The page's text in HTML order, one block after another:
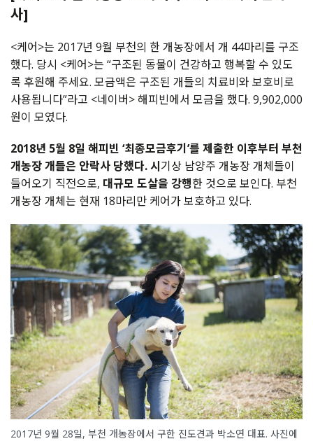
사]
<케어>는 2017년 9월 부천의 한 개농장에서 개 44마리를 구조
했다. 당시 <케어>는 “구조된 동물이 건강하고 행복할 수 있도
록 후원해 주세요. 모금액은 구조된 개들의 치료비와 보호비로
사용됩니다”라고 <네이버> 해피빈에서 모금을 했다. 9,902,000
원이 모였다.
2018년 5월 8일 해피빈 ‘최종모금후기’를 제출한 이후부터 부천
개농장 개들은 안락사 당했다. 시기상 남양주 개농장 개체들이
들어오기 직전으로, 대규모 도살을 강행한 것으로 보인다. 부천
개농장 개체는 현재 18마리만 케어가 보호하고 있다.
2017년 9월 28일, 부천 개농장에서 구한 진도견과 박소연 대표. 사진에